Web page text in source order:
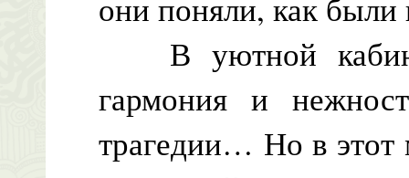
В уютной кабине
гармония и
трагедии… Но в